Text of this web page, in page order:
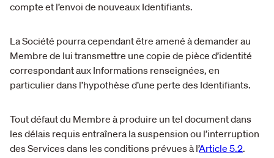
compte et l’envoi de nouveaux Identifiants.
La Société pourra cependant être amené à demander au
Membre de lui transmettre une copie de pièce d’identité
correspondant aux Informations renseignées, en
particulier dans l’hypothèse d’une perte des Identifiants.
Tout défaut du Membre à produire un tel document dans
les délais requis entraînera la suspension ou l’interruption
des Services dans les conditions prévues à l’Article 5.2.